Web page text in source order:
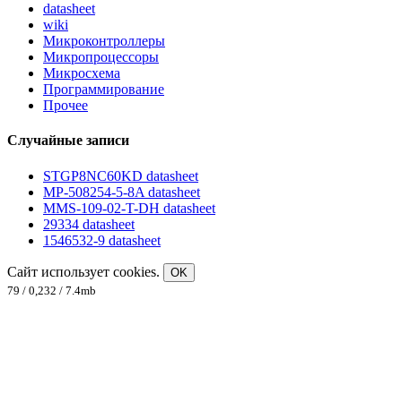
datasheet
wiki
Микроконтроллеры
Микропроцессоры
Микросхема
Программирование
Прочее
Случайные записи
STGP8NC60KD datasheet
MP-508254-5-8A datasheet
MMS-109-02-T-DH datasheet
29334 datasheet
1546532-9 datasheet
Сайт использует cookies.
OK
79 / 0,232 / 7.4mb